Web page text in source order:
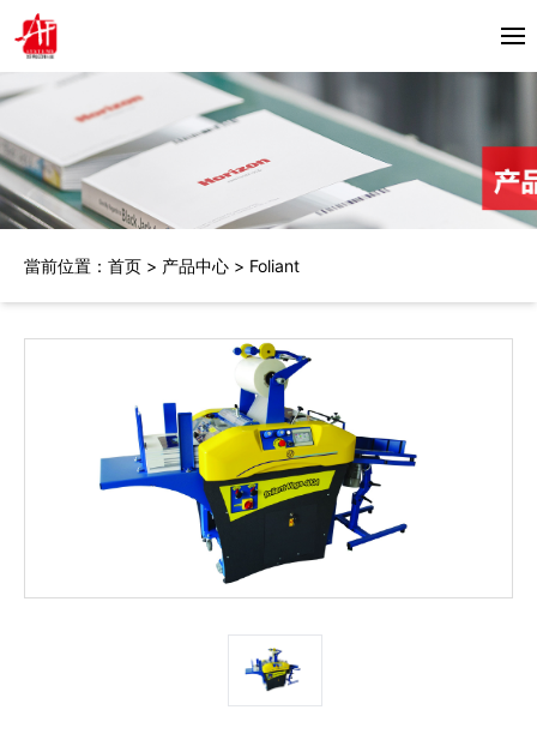
首頁
产品中心
Horizon
Foliant
Zechini
合作伙伴
解决方案
新闻资讯
公司动态
行业资讯
代理商信息
联系我们
當前位置： 首页 > 产品中心 > Foliant